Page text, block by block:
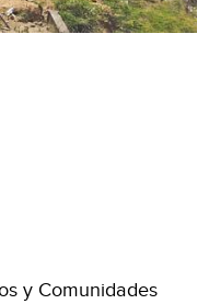
y Comunidades